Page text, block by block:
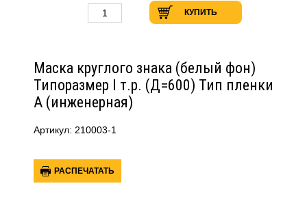
Маска круглого знака (белый фон)
Типоразмер I т.р. (Д=600) Тип пленки
А (инженерная)
Артикул: 210003-1
РАСПЕЧАТАТЬ
КУПИТЬ